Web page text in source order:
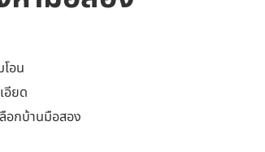
อน
อียด
ลือกบ้านมือสอง